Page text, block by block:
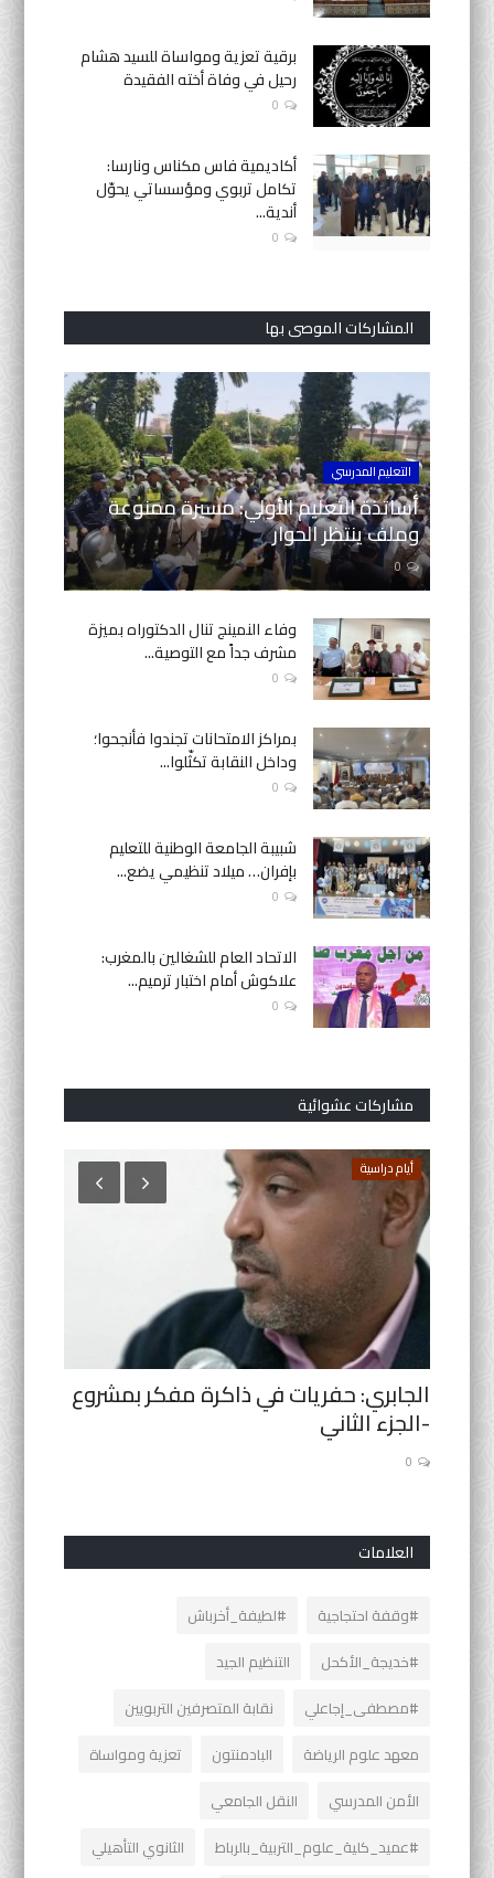
برقية تعزية ومواساة للسيد هشام
رحيل في وفاة أخته الفقيدة
0
أكاديمية فاس مكناس ونارسا:
تكامل تربوي ومؤسساتي يحوّل
أندية...
0
المشاركات الموصى بها
التعليم المدرسي
أساتذة التعليم الأولي: مسيرة ممنوعة
وملف ينتظر الحوار
0
وفاء النمينج تنال الدكتوراه بميزة
مشرف جداً مع التوصية...
0
بمراكز الامتحانات تجندوا فأنجحوا؛
وداخل النقابة تكثّلوا...
0
شبيبة الجامعة الوطنية للتعليم
بإفران… ميلاد تنظيمي يضع...
0
الاتحاد العام للشغالين بالمغرب:
علاكوش أمام اختبار ترميم...
0
مشاركات عشوائية
أيام دراسية
الجابري: حفريات في ذاكرة مفكر بمشروع
-الجزء الثاني
0
العلامات
#وقفة احتجاجية
#لطيفة_أخرباش
#خديجة_الأكحل
التنظيم الجيد
#مصطفى_إجاعلي
نقابة المتصرفين التربويين
معهد علوم الرياضة
البادمنتون
تعزية ومواساة
الأمن المدرسي
النقل الجامعي
#عميد_كلية_علوم_التربية_بالرباط
الثانوي التأهيلي